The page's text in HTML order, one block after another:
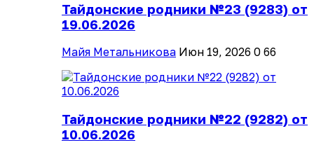
Тайдонские родники №23 (9283) от
19.06.2026
Майя Метальникова Июн 19, 2026 0 66
Тайдонские родники №22 (9282) от
10.06.2026